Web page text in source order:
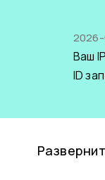
Ваш
ID